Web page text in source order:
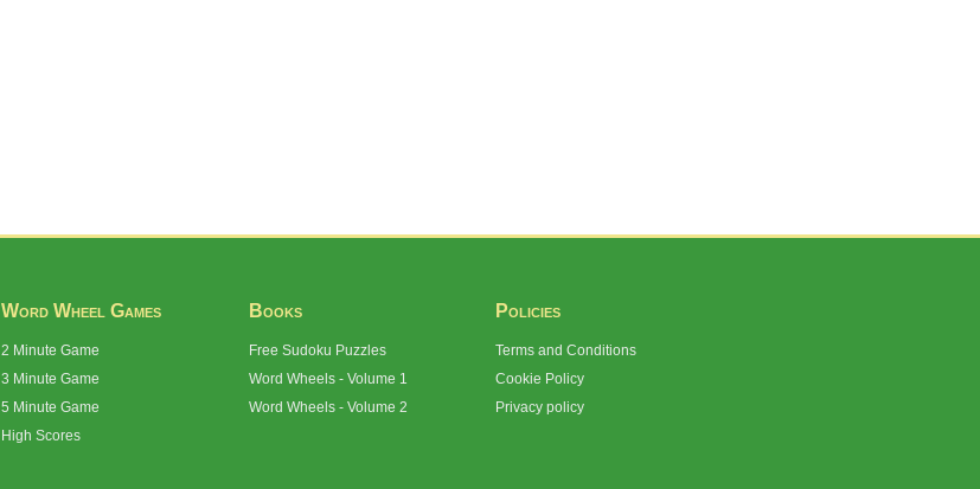
Word Wheel Games
2 Minute Game
3 Minute Game
5 Minute Game
High Scores
Books
Free Sudoku Puzzles
Word Wheels - Volume 1
Word Wheels - Volume 2
Policies
Terms and Conditions
Cookie Policy
Privacy policy